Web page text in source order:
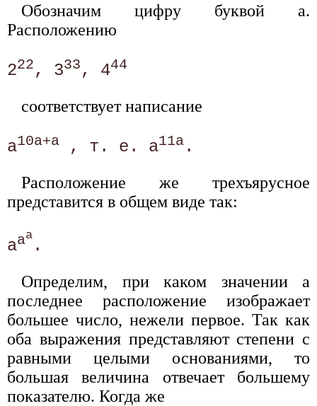
Обозначим цифру буквой а.
Расположению
222 , 333 , 444
соответствует написание
a10a+a , т. е. a11a
Расположение же трехъярусное
представится в общем виде так:
ааa
Определим, при каком значении а
последнее расположение изображает
большее число, нежели первое. Так как
оба выражения представляют степени с
равными целыми основаниями, то
большая величина отвечает большему
показателю. Когда же